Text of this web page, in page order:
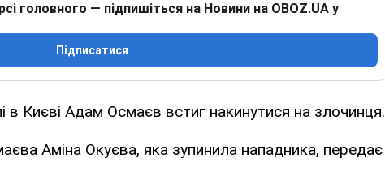
головного — підпишіться на Новини на OBOZ.UA у
Підписатися
в Києві Адам Осмаєв встиг накинутися на злочинця.
Аміна Окуєва, яка зупинила нападника, передає